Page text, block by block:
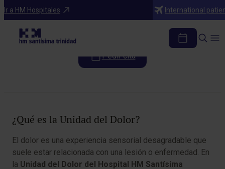
Ir a HM Hospitales International
Programas médicos
Unidad del dolor
Pedir cita
¿Qué es la Unidad del Dolor?
El dolor es una experiencia sensorial desagradable que
suele estar relacionada con una lesión o enfermedad. En
la Unidad del Dolor del Hospital HM Santísima